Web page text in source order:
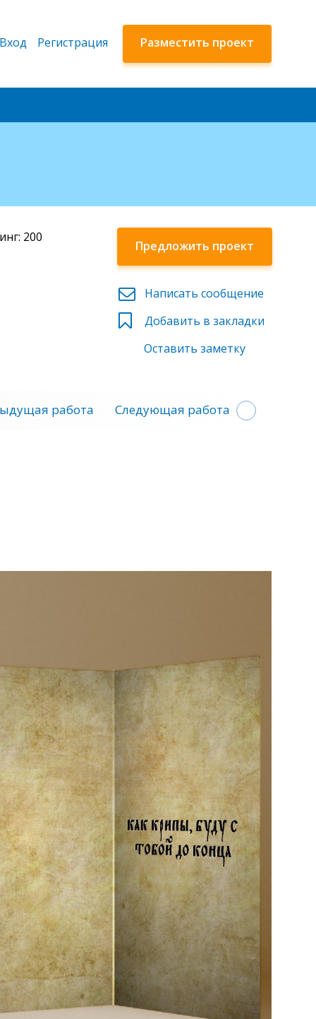
200
Предложить проект
Написать сообщение
Добавить в закладки
Оставить заметку
работа Следующая работа
Вход Регистрация Разместить проект